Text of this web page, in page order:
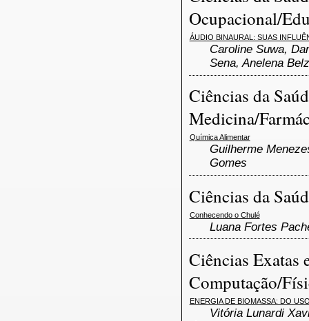
Ocupacional/
ÁUDIO BINAURAL: SUAS
Caroline Suwa,
Sena, Anelena
Ciências da
Medicina/
Química Alimentar
Guilherme
Gomes
Ciências da
Conhecendo o Chulé
Luana Fortes
Ciências Exatas
Computação/
ENERGIA DE BIOMASSA: DO
Vitória Lunardi